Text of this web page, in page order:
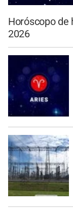
Horóscopo de
2026